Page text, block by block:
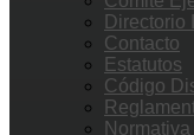
Directorio
Contacto
Estatutos
Código